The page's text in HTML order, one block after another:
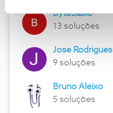
ByteSábio
13 soluções
Jose Rodrigues
9 soluções
Bruno Aleixo
5 soluções